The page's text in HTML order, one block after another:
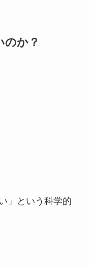
のか？
」という科学的